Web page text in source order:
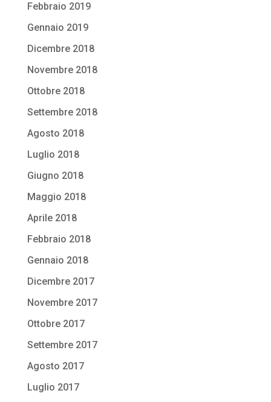
Febbraio 2019
Gennaio 2019
Dicembre 2018
Novembre 2018
Ottobre 2018
Settembre 2018
Agosto 2018
Luglio 2018
Giugno 2018
Maggio 2018
Aprile 2018
Febbraio 2018
Gennaio 2018
Dicembre 2017
Novembre 2017
Ottobre 2017
Settembre 2017
Agosto 2017
Luglio 2017